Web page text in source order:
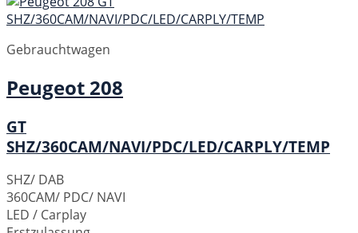
Gebrauchtwagen
Peugeot 208
GT
SHZ/360CAM/NAVI/PDC/LED/CARPLY/TEMP
SHZ/ DAB
360CAM/ PDC/ NAVI
LED / Carplay